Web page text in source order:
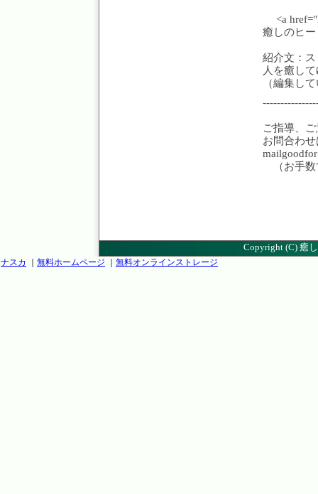
<a
癒しのヒー
紹介文：
人を癒し
（編集し
ご指導、
お問合わ
（お手数
Copyright (C) 癒
ナスカ
無料ホームページ 無料オンラインストレージ